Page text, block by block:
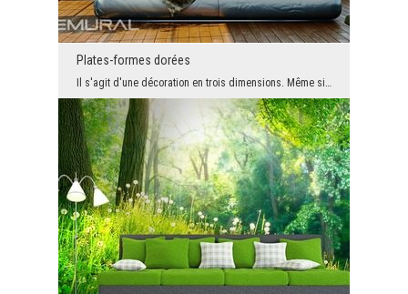
Plates-formes dorées
Il s'agit d'une décoration en trois dimensions. Même si sa forme est assez simple, l'élément déco...